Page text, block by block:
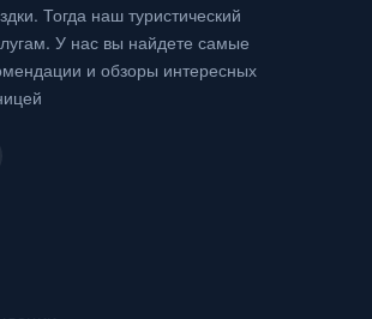
Тогда наш туристический
У нас вы найдете самые
и обзоры интересных